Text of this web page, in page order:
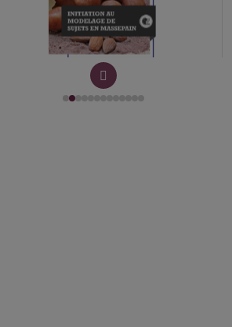
BP_52 Massepain VeM 2627